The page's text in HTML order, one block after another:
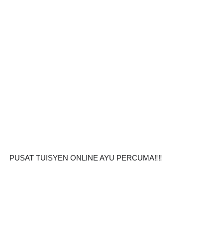
PUSAT TUISYEN ONLINE AYU PERCUMA‼️‼️